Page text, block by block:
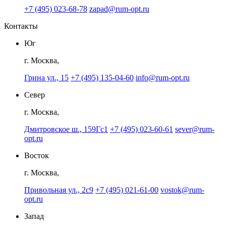
+7 (495) 023-68-78 zapad@rum-opt.ru
Контакты
Юг
г. Москва,
Грина ул., 15 +7 (495) 135-04-60 info@rum-opt.ru
Север
г. Москва,
Дмитровское ш., 159Гс1 +7 (495) 023-60-61 sever@rum-
opt.ru
Восток
г. Москва,
Привольная ул., 2с9 +7 (495) 021-61-00 vostok@rum-
opt.ru
Запад